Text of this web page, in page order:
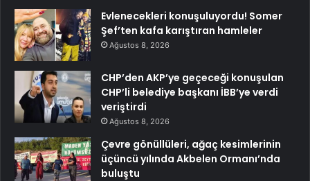
Evlenecekleri konuşuluyordu! Somer
Şef’ten kafa karıştıran hamleler
Ağustos 8, 2026
CHP’den AKP’ye geçeceği konuşulan
CHP’li belediye başkanı İBB’ye verdi
veriştirdi
Ağustos 8, 2026
Çevre gönüllüleri, ağaç kesimlerinin
üçüncü yılında Akbelen Ormanı’nda
buluştu